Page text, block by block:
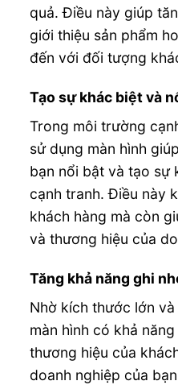
quả. Điều này giúp
giới thiệu sản phẩm
đến với đối tượng
Tạo sự khác biệt và
Trong môi trường
sử dụng màn hình
bạn nổi bật và tạo sự
cạnh tranh. Điều này
khách hàng mà còn
và thương hiệu của
Tăng khả năng ghi
Nhờ kích thước lớn
màn hình có khả
thương hiệu của
doanh nghiệp của